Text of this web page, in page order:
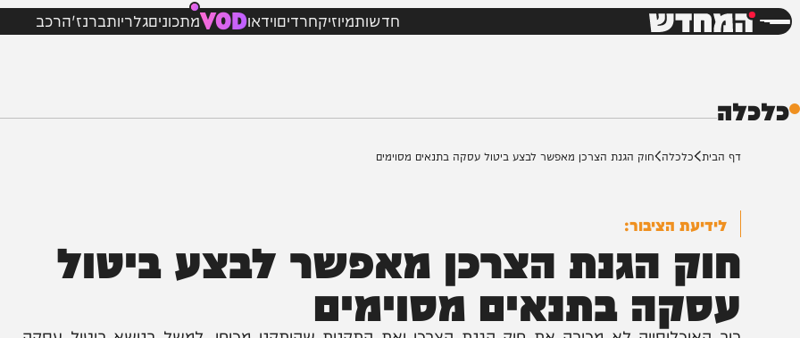
חדשותמיוזיקחרדיםוידאוVODמתכוניםגלריותברנז'הרכב
כלכלה חוק הגנת הצרכן מאפשר לבצע ביטול עסקה בתנאים מסוימים
לידיעת הציבור:
הגנת הצרכן מאפשר לבצע ביטול
בתנאים מסוימים